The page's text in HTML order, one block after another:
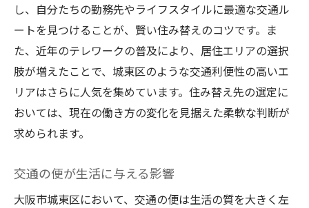
し、自分たちの勤務先やライフスタイルに最適な交通ル
ートを見つけることが、賢い住み替えのコツです。ま
た、近年のテレワークの普及により、居住エリアの選択
肢が増えたことで、城東区のような交通利便性の高いエ
リアはさらに人気を集めています。住み替え先の選定に
おいては、現在の働き方の変化を見据えた柔軟な判断が
求められます。
交通の便が生活に与える影響
大阪市城東区において、交通の便は生活の質を大きく左